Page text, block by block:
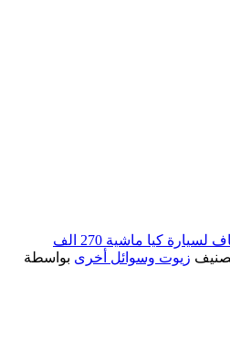
كيا ماشية 270 الف
زيوت وسوائل أخرى بواسطة